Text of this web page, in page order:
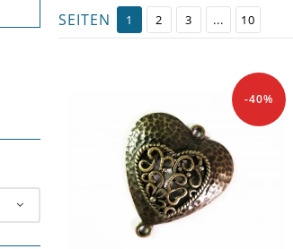
SEITEN 1 2 3 ... 10
-40%